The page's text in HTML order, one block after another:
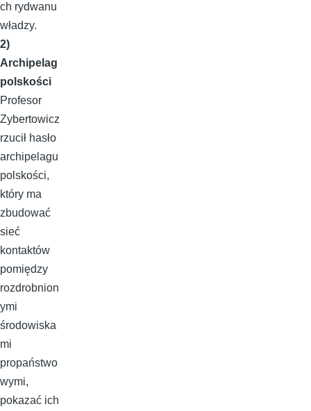
ch rydwanu
władzy.
2)
Archipelag
polskości
Profesor
Zybertowicz
rzucił hasło
archipelagu
polskości,
który ma
zbudować
sieć
kontaktów
pomiędzy
rozdrobnion
ymi
środowiska
mi
propaństwo
wymi,
pokazać ich